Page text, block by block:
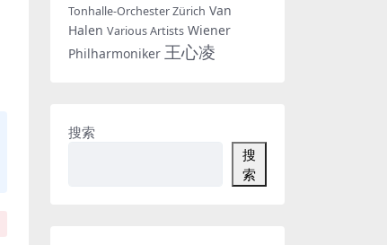
Tonhalle-Orchester Zürich Van
Halen Various Artists Wiener
Philharmoniker 王心凌
搜索
搜
索